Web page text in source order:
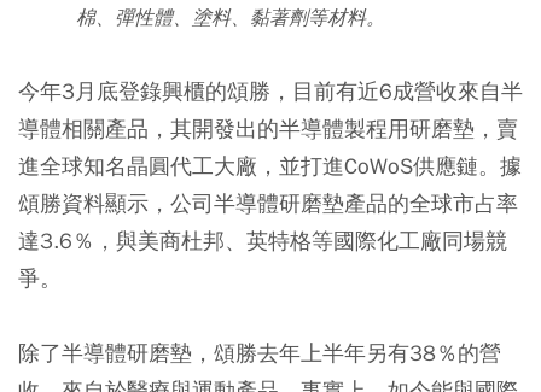
棉、彈性體、塗料、黏著劑等材料。
今年3月底登錄興櫃的頌勝，目前有近6成營收來自半
導體相關產品，其開發出的半導體製程用研磨墊，賣
進全球知名晶圓代工大廠，並打進CoWoS供應鏈。據
頌勝資料顯示，公司半導體研磨墊產品的全球市占率
達3.6％，與美商杜邦、英特格等國際化工廠同場競
爭。
除了半導體研磨墊，頌勝去年上半年另有38％的營